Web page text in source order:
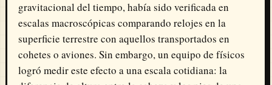
gravitacional del tiempo, había sido verificada en
escalas macroscópicas comparando relojes en la
superficie terrestre con aquellos transportados en
cohetes o aviones. Sin embargo, un equipo de físicos
logró medir este efecto a una escala cotidiana: la